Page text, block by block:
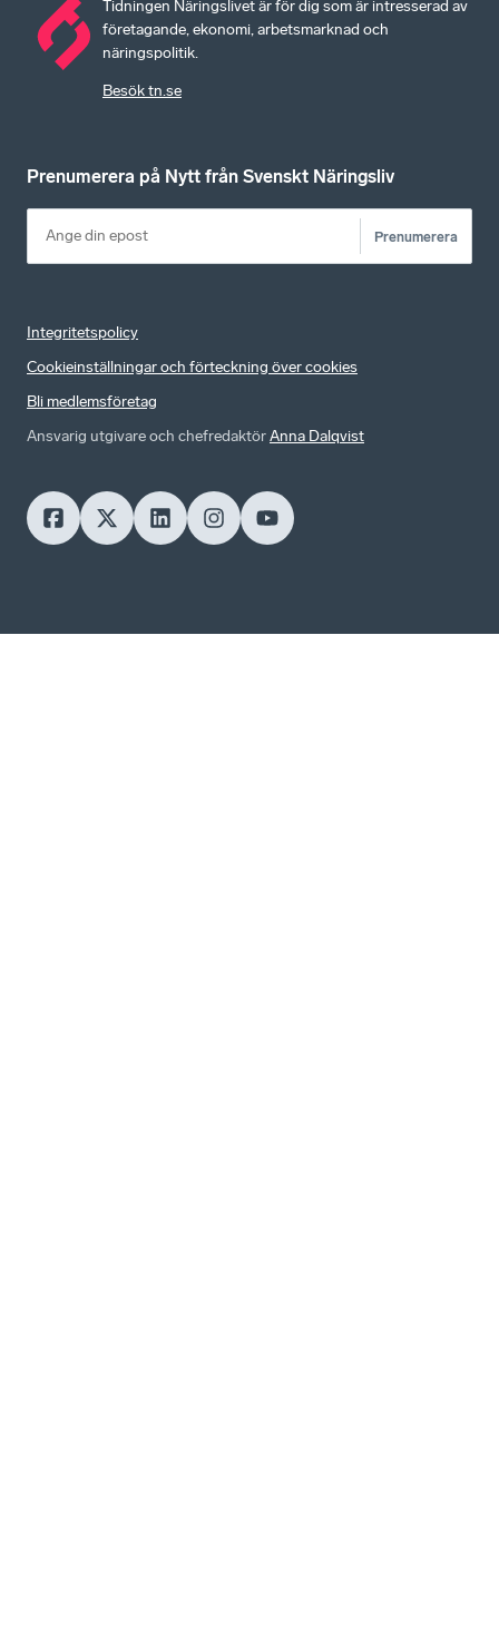
Tidningen Näringslivet är för dig som är intresserad av
företagande, ekonomi, arbetsmarknad och
näringspolitik.
Besök tn.se
Prenumerera på Nytt från Svenskt Näringsliv
Prenumerera
Integritetspolicy
Cookieinställningar och förteckning över cookies
Bli medlemsföretag
Ansvarig utgivare och chefredaktörAnna Dalqvist